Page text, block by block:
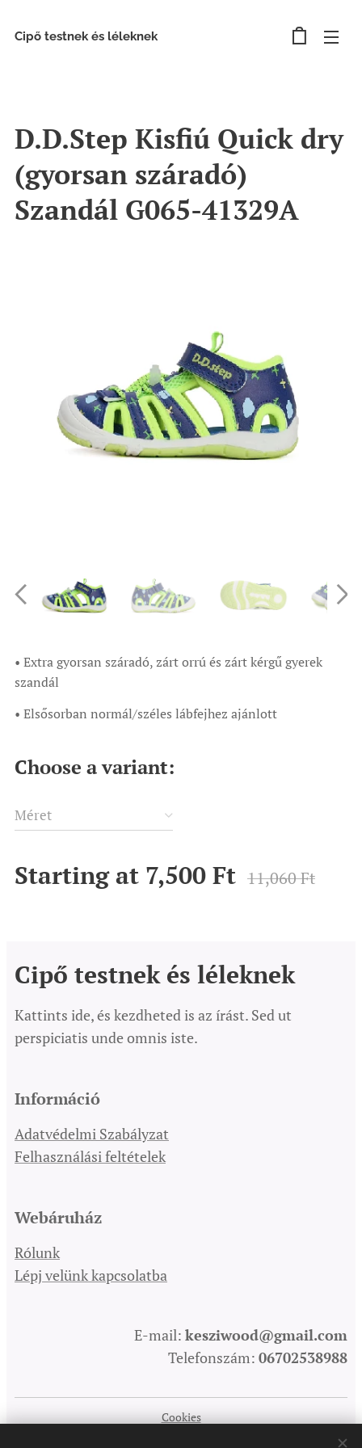
Cipő testnek és léleknek
D.D.Step Kisfiú Quick dry
(gyorsan száradó)
Szandál G065-41329A
• Extra gyorsan száradó, zárt orrú és zárt kérgű gyerek
szandál
• Elsősorban normál/széles lábfejhez ajánlott
Choose a variant:
Méret
Starting at 7,500 Ft 11,060Ft
Cipő testnek és léleknek
Kattints ide, és kezdheted is az írást. Sed ut
perspiciatis unde omnis iste.
Információ
Adatvédelmi Szabályzat
Felhasználási feltételek
Webáruház
Rólunk
Lépj velünk kapcsolatba
E-mail: kesziwood@gmail.com
Telefonszám: 06702538988
Cookies